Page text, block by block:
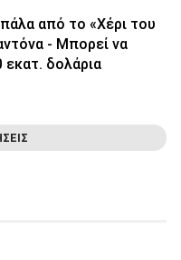
από το «Χέρι του
- Μπορεί να
εκατ. δολάρια